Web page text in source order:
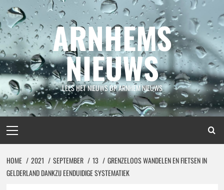
Spring
naar
inhoud
ARNHEMS
NIEUWS
LEES HET NIEUWS OP ARNHEM NIEUWS
menu
HOME 2021 SEPTEMBER 13
GRENZELOOS WANDELEN EN FIETSEN IN
GELDERLAND DANKZIJ EENDUIDIGE SYSTEMATIEK